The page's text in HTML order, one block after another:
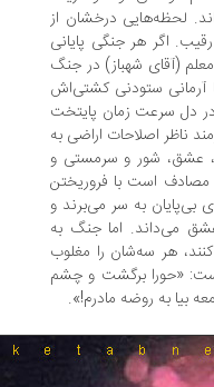
درخشان از
هر جنگی پایانی
شهباز) در جنگ
ستودنی کشتی‌اش
زمان پایتخت
اصلاحات اراضی به
شور و سرمستی و
است با فرو‌ریختن
به سر می‌برند و
اما جنگ به
سه‌شان را مغلوب
برگشت و چشم
روضه مادرم!».